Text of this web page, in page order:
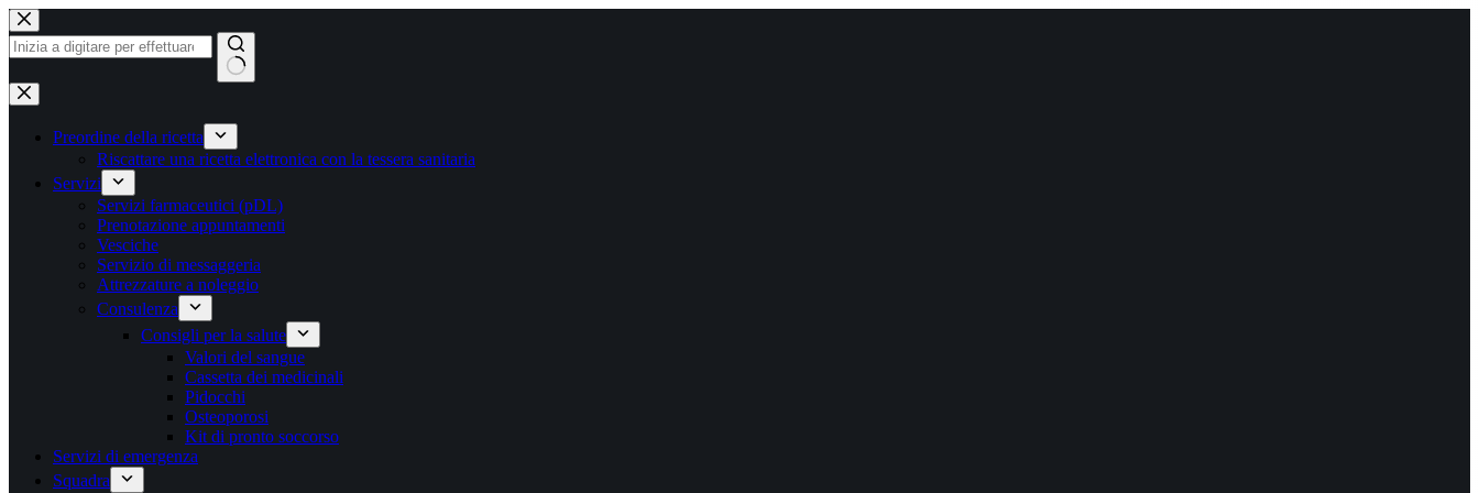
Vai
al
contenuto
Nessun
risultato
Preordine della ricetta
Riscattare una ricetta elettronica con la tessera sanitaria
Servizi
Servizi farmaceutici (pDL)
Prenotazione appuntamenti
Vesciche
Servizio di messaggeria
Attrezzature a noleggio
Consulenza
Consigli per la salute
Valori del sangue
Cassetta dei medicinali
Pidocchi
Osteoporosi
Kit di pronto soccorso
Servizi di emergenza
Squadra